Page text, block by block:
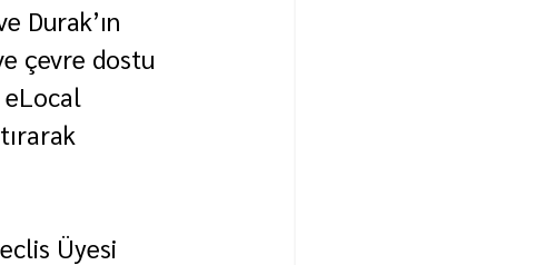
Durak’ın
çevre dostu
eLocal
Üyesi